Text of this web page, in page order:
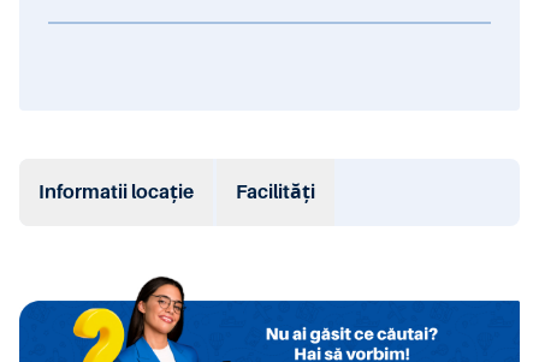
Informatii locație Facilități